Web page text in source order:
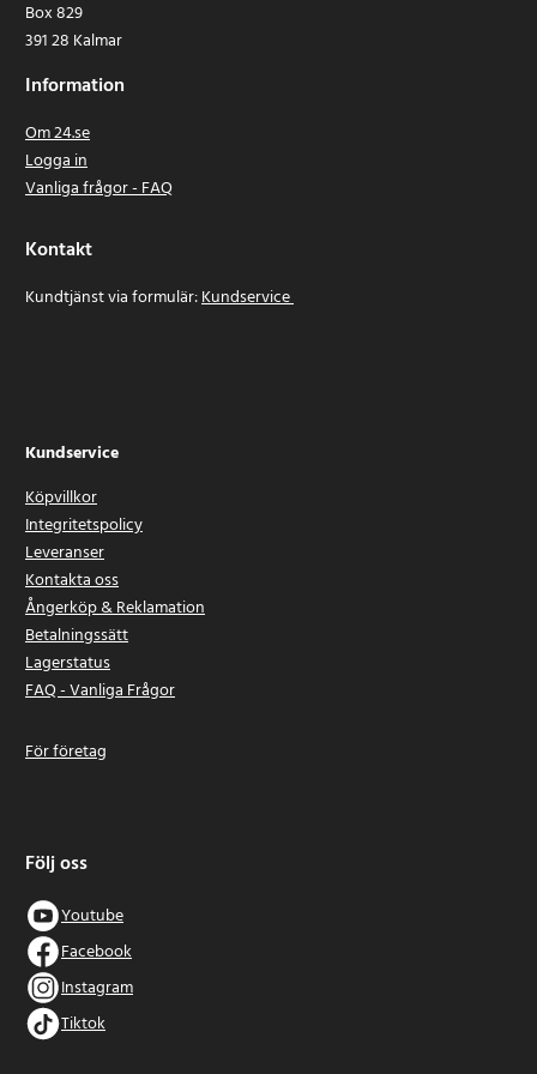
Box 829
391 28 Kalmar
Information
Om 24.se
Logga in
Vanliga frågor - FAQ
Kontakt
Kundtjänst via formulär:Kundservice
Kundservice
Köpvillkor
Integritetspolicy
Leveranser
Kontakta oss
Ångerköp & Reklamation
Betalningssätt
Lagerstatus
FAQ - Vanliga Frågor
För företag
Följ oss
Youtube
Facebook
Instagram
Tiktok